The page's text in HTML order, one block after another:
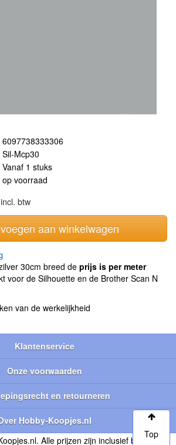
6097738333306
Sil-Mcp30
Vanaf 1 stuks
op voorraad
incl. btw
aan winkelwagen
30cm breed de prijs is per meter
voor de Silhouette en de Brother Scan N
van de werkelijkheid
Klantenservice
Onze voorwaarden
en retourneren
Hobby-Koopjes.nl
Alle prijzen zijn inclusief btw.
Top